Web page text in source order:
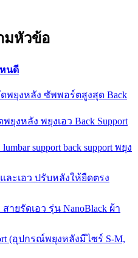
มหัวข้อ
นดี
ดพยุงหลัง ซัพพอร์ตสูงสุด Back
พยุงหลัง พยุงเอว Back Support
support back support พยุง
ละเอว ปรับหลังให้ยืดตรง
ายรัดเอว รุ่น NanoBlack ผ้า
(อุปกรณ์พยุงหลังมีไซร์ S-M,